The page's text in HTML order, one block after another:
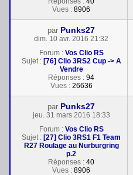
Vues : 8906
par Punks27
dim. 10 avr. 2016 21:32
Forum : Vos Clio RS
Sujet : [76] Clio 3RS2 Cup -> A
Vendre
Réponses : 94
Vues : 26636
par Punks27
jeu. 31 mars 2016 18:33
Forum : Vos Clio RS
Sujet : [27] Clio 3RS1 F1 Team
R27 Roulage au Nurburgring
p.2
Réponses : 40
Vues : 8906